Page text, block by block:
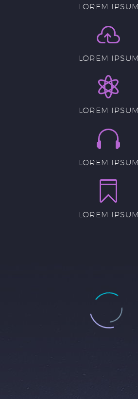
1
LOREM IPSUM


LOREM IPSUM


LOREM IPSUM


LOREM IPSUM


LOREM IPSUM